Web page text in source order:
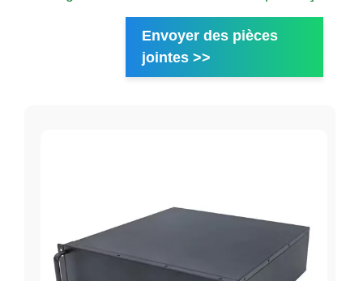
Envoyer des pièces
jointes >>